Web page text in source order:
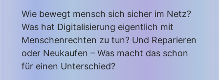
Wie bewegt mensch sich sicher im Netz?
Was hat Digitalisierung eigentlich mit
Menschenrechten zu tun? Und Reparieren
oder Neukaufen – Was macht das schon
für einen Unterschied?